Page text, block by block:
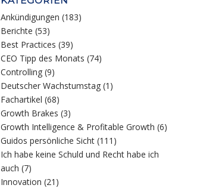
Ankündigungen (183)
Berichte (53)
Best Practices (39)
CEO Tipp des Monats (74)
Controlling (9)
Deutscher Wachstumstag (1)
Fachartikel (68)
Growth Brakes (3)
Growth Intelligence & Profitable Growth (6)
Guidos persönliche Sicht (111)
Ich habe keine Schuld und Recht habe ich
auch (7)
Innovation (21)